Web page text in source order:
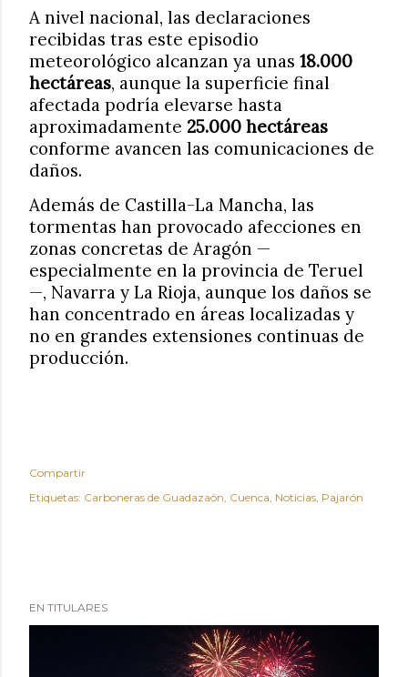
A nivel nacional, las declaraciones
recibidas tras este episodio
meteorológico alcanzan ya unas 18.000
hectáreas, aunque la superficie final
afectada podría elevarse hasta
aproximadamente 25.000 hectáreas
conforme avancen las comunicaciones de
daños.
Además de Castilla-La Mancha, las
tormentas han provocado afecciones en
zonas concretas de Aragón —
especialmente en la provincia de Teruel
—, Navarra y La Rioja, aunque los daños se
han concentrado en áreas localizadas y
no en grandes extensiones continuas de
producción.
Compartir
Etiquetas: Carboneras de Guadazaón Cuenca Noticias Pajarón
EN TITULARES